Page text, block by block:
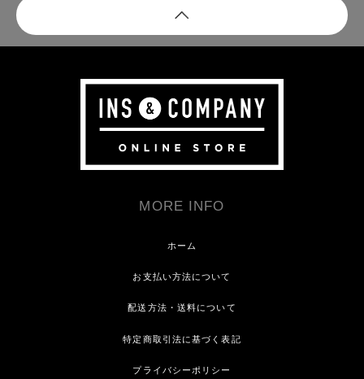
MORE INFO
ホーム
お支払い方法について
配送方法・送料について
特定商取引法に基づく表記
プライバシーポリシー